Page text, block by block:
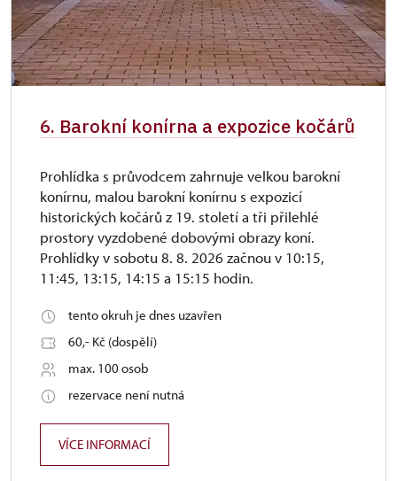
6. Barokní konírna a expozice kočárů
Prohlídka s průvodcem zahrnuje velkou barokní
konírnu, malou barokní konírnu s expozicí
historických kočárů z 19. století a tři přilehlé
prostory vyzdobené dobovými obrazy koní.
Prohlídky v sobotu 8. 8. 2026 začnou v 10:15,
11:45, 13:15, 14:15 a 15:15 hodin.
tento okruh je dnes uzavřen
60,- Kč (dospělí)
max. 100 osob
rezervace není nutná
VÍCE INFORMACÍ